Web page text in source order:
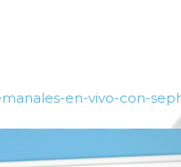
en-vivo-con-